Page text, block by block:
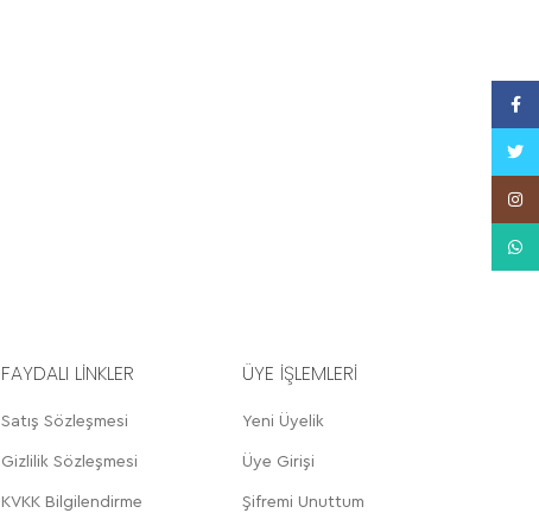
FAYDALI LİNKLER
Satış Sözleşmesi
Gizlilik Sözleşmesi
KVKK Bilgilendirme
ÜYE İŞLEMLERİ
Yeni Üyelik
Üye Girişi
Şifremi Unuttum